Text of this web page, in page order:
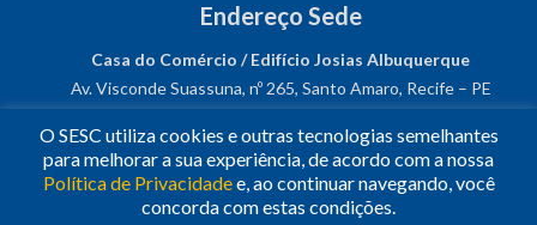
Endereço Sede
Casa do Comércio / Edifício Josias Albuquerque
Av. Visconde Suassuna, nº 265, Santo Amaro, Recife – PE
CNPJ: 03.482.931/0001-61
Siga-nos!
O SESC utiliza cookies e outras tecnologias semelhantes
para melhorar a sua experiência, de acordo com a nossa
Política de Privacidadee, ao continuar navegando, você
concorda com estas condições.